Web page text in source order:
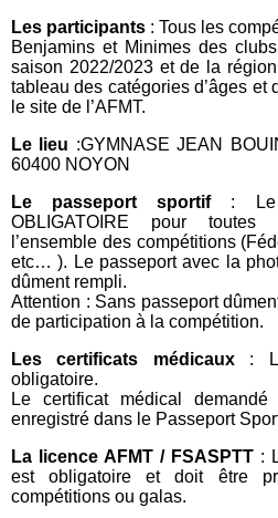
Les participants : Tous les
Benjamins et Minimes des
saison 2022/2023 et de la
tableau des catégories d’âges
le site de l’AFMT.
Le lieu :GYMNASE JEAN
60400 NOYON
Le passeport sportif: Le
OBLIGATOIRE pour toutes
l’ensemble des compétitions
etc… ). Le passeport avec la
dûment rempli.
Attention : Sans passeport
de participation à la compétition.
Les certificats médicaux: Le
obligatoire.
Le certificat médical
enregistré dans le Passeport
La licence AFMT / FSASPTT :
est obligatoire et doit être
compétitions ou galas.